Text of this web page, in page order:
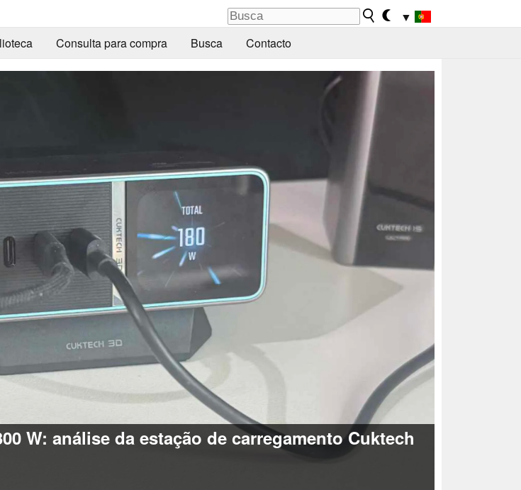
▼
Consulta para compra Busca Contacto
W: análise da estação de carregamento Cuktech